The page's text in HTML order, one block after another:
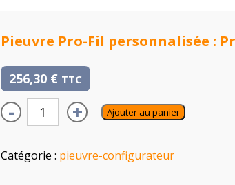
Pieuvre Pro-Fil personnalisée :
256,30 € TTC
- + Ajouter au panier
Catégorie : pieuvre-configurateur